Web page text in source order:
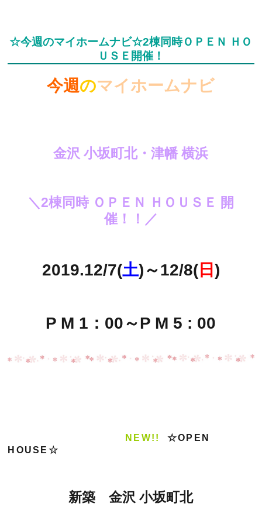
☆今週のマイホームナビ☆2棟同時ＯＰＥＮ ＨＯ
ＵＳＥ開催！
今週のマイホームナビ
金沢 小坂町北・津幡 横浜
＼2棟同時 ＯＰＥＮ ＨＯＵＳＥ 開
催！！／
2019.12/7(土)～12/8(日 )
P M 1：00～P M 5 : 00
NEW!!
☆OPEN
HOUSE☆
新築 金沢 小坂町北